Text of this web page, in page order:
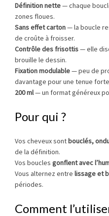
Définition nette— chaque
zones floues.
Sans effet carton— la boucle
de croûte à froisser.
Contrôle des frisottis— elle
brouille le dessin.
Fixation modulable— peu de
davantage pour une tenue
200 ml— un format généreux
Pour qui ?
Vos cheveux sontbouclés,
de la définition.
Vos boucles gonflent avec
Vous alternez entre lissage et
périodes.
Comment